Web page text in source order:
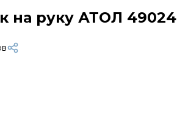
на руку АТОЛ 49024